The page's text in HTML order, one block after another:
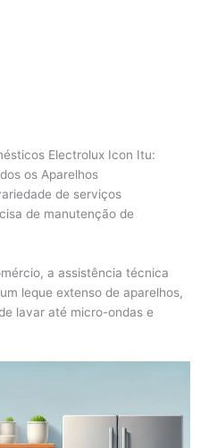
Electrolux Icon Itu:
os Aparelhos
de serviços
de manutenção de
a assistência técnica
leque extenso de aparelhos,
lavar até micro-ondas e